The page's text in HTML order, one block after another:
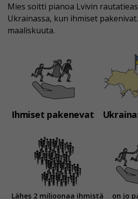
Ihmiset pakenevat
Mies soitti pianoa Lvivin
Ukrainassa, kun ihmiset
maaliskuuta.
Lähes 2 miljoonaa ihmistä on jo